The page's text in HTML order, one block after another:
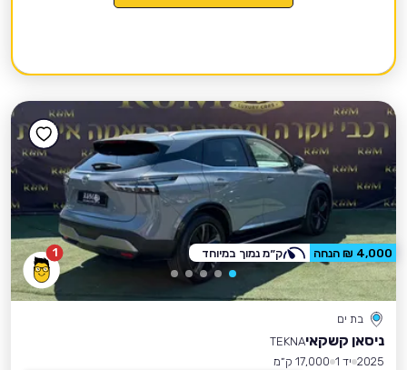
1
בת ים
ניסאן קשקאיTEKNA
2025 יד 1
17,000 ק״מ
4,000 ₪ הנחה ק״מ נמוך במיוחד